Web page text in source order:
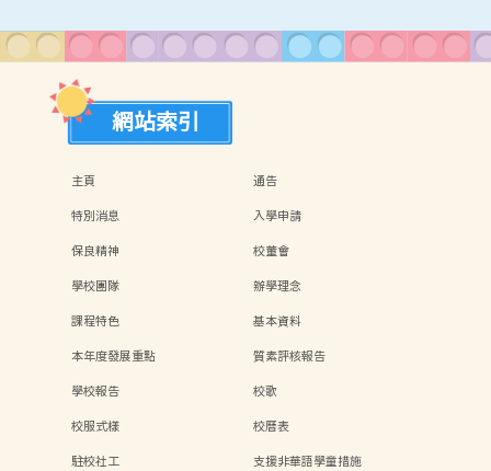
網站索引
主頁
通告
特別消息
入學申請
保良精神
校董會
學校團隊
辦學理念
課程特色
基本資料
本年度發展重點
質素評核報告
學校報告
校歌
校服式樣
校曆表
駐校社工
支援非華語學童措施